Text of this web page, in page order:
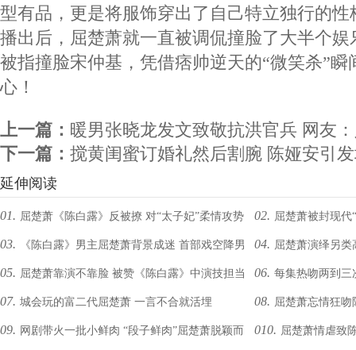
型有品，更是将服饰穿出了自己特立独行的
播出后，屈楚萧就一直被调侃撞脸了大半个
被指撞脸宋仲基，凭借痞帅逆天的“微笑杀”瞬
心！
上一篇： 暖男张晓龙发文致敬抗洪官兵 网友
下一篇： 搅黄闺蜜订婚礼然后割腕 陈娅安引
延伸阅读
01. 屈楚萧《陈白露》反被撩 对“太子妃”柔情攻势
不为所动
02. 屈楚萧被封现代
又一表情包”
03. ​《陈白露》男主屈楚萧背景成迷 首部戏空降男
一号引发讨论
04. 屈楚萧演绎另类
个”
05. 屈楚萧靠演不靠脸 被赞《陈白露》中演技担当 06. 每集热吻两到三
07. 城会玩的富二代屈楚萧 一言不合就活埋 08. 屈楚萧忘情狂
接吻
09. 网剧带火一批小鲜肉 “段子鲜肉”屈楚萧脱颖而 010. 屈楚萧情虐致